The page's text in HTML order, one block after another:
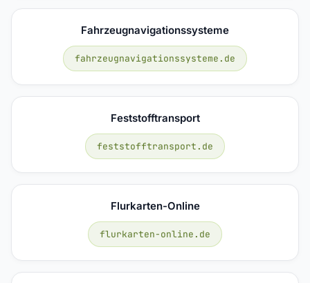
Fahrzeugnavigationssysteme
fahrzeugnavigationssysteme.de
Feststofftransport
feststofftransport.de
Flurkarten-Online
flurkarten-online.de